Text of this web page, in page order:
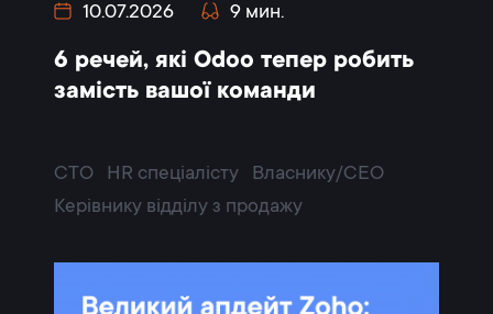
10.07.2026 9 мин.
6 речей, які Odoo тепер робить
замість вашої команди
CTO HR спеціалісту
Власнику/CEO
Керівнику відділу з продажу